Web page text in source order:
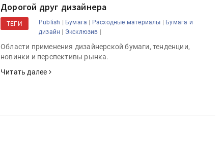
Дорогой друг дизайнера
ТЕГИ Publish | Бумага | Расходные материалы | Бумага и
дизайн | Эксклюзив |
Области применения дизайнерской бумаги, тенденции,
новинки и перспективы рынка.
Читать далее